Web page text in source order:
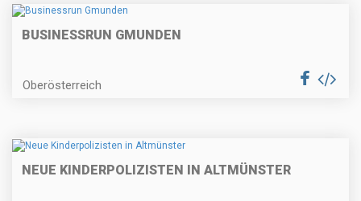
BUSINESSRUN GMUNDEN
Oberösterreich
NEUE KINDERPOLIZISTEN IN ALTMÜNSTER